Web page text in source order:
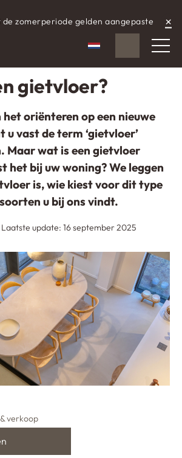
×
de zomerperiode gelden aangepaste
openingstijden.
Nederlands
WhatsApp
2025
gietvloer?
het oriënteren op een nieuwe
u vast de term ‘gietvloer’
Maar wat is een gietvloer
het bij uw woning? We leggen
is, wie kiest voor dit type
u bij ons vindt.
Laatste update: 16 september 2025
verkoop